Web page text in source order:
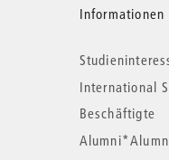
International
Beschäftigte